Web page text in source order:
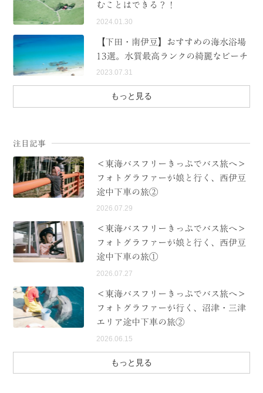
むことはできる？！
2024.01.30
【下田・南伊豆】おすすめの海水浴場
13選。水質最高ランクの綺麗なビーチ
2023.07.31
もっと見る
注目記事
＜東海バスフリーきっぷでバス旅へ＞
フォトグラファーが娘と行く、西伊豆
途中下車の旅②
2026.07.29
＜東海バスフリーきっぷでバス旅へ＞
フォトグラファーが娘と行く、西伊豆
途中下車の旅①
2026.07.27
＜東海バスフリーきっぷでバス旅へ＞
フォトグラファーが行く、沼津・三津
エリア途中下車の旅②
2026.06.15
もっと見る